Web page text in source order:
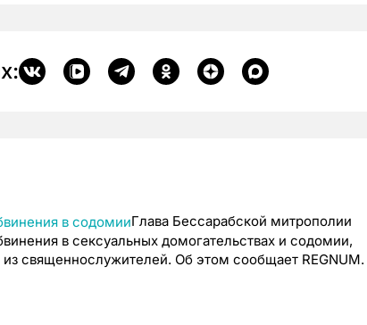
Глава Бессарабской митрополии
в сексуальных домогательствах и содомии,
священнослужителей. Об этом сообщает REGNUM.